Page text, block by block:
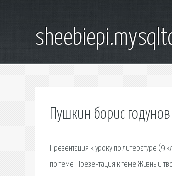
Пушкин борис
Презентация к уроку по литературе (9
по теме: Презентация к теме Жизнь и